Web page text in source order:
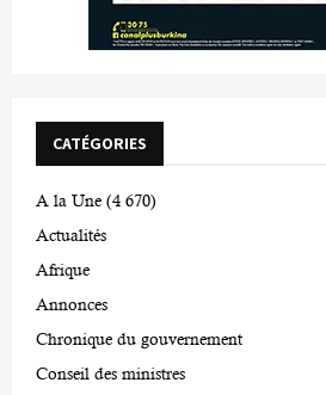
CATÉGORIES
A la Une (4 670)
Actualités
Afrique
Annonces
Chronique du gouvernement
Conseil des ministres